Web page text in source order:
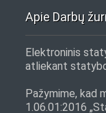
Apie Darbų
Elektroninis
atliekant
Pažymime, kad
1.06.01:2016